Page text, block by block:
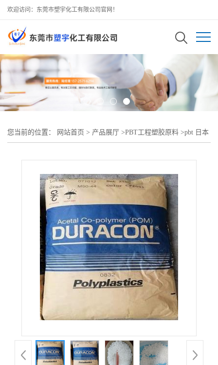
欢迎访问：东莞市塑宇化工有限公司官网！
您当前的位置： 网站首页 > 产品展厅 >PBT工程塑胶原料 >pbt 日本